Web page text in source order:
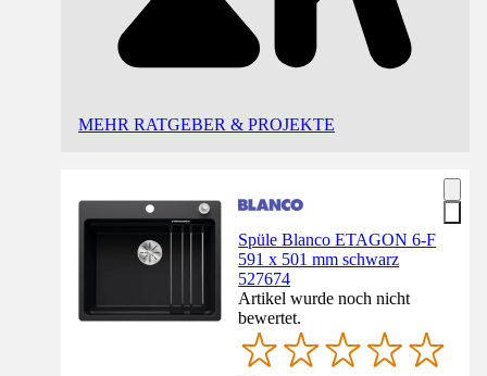
MEHR RATGEBER & PROJEKTE
Spüle Blanco ETAGON 6-F
591 x 501 mm schwarz
527674
Artikel wurde noch nicht
bewertet.